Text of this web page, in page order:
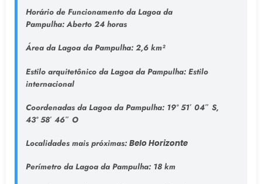
Horário de Funcionamento da Lagoa da
Pampulha:Aberto 24 horas
Área da Lagoa da Pampulha:2,6 km²
Estilo arquitetônico da Lagoa da Pampulha:Estilo
internacional
Coordenadas da Lagoa da Pampulha:19° 51′ 04″ S,
43° 58′ 46″ O
Localidades mais próximas: Belo Horizonte
Perímetro da Lagoa da Pampulha:18 km